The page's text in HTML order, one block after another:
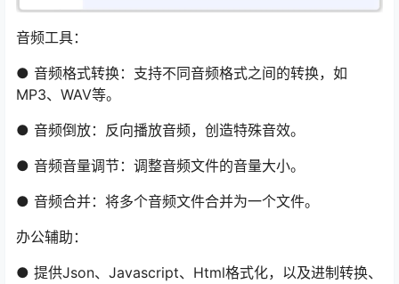
音频工具：
● 音频格式转换：支持不同音频格式之间的转换，如
MP3、WAV等。
● 音频倒放：反向播放音频，创造特殊音效。
● 音频音量调节：调整音频文件的音量大小。
● 音频合并：将多个音频文件合并为一个文件。
办公辅助：
● 提供Json、Javascript、Html格式化，以及进制转换、